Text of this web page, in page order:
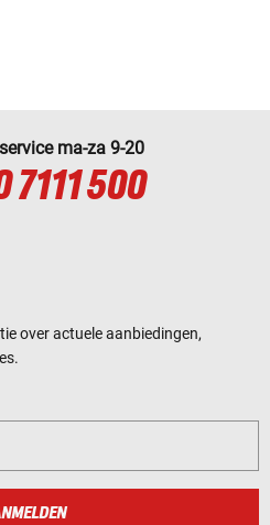
ma-za 9-20
7111 500
over actuele aanbiedingen,